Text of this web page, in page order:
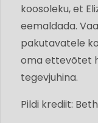
koosoleku, et
eemaldada.
pakutavatele
oma ettevõtet
tegevjuhina.
Pildi krediit: